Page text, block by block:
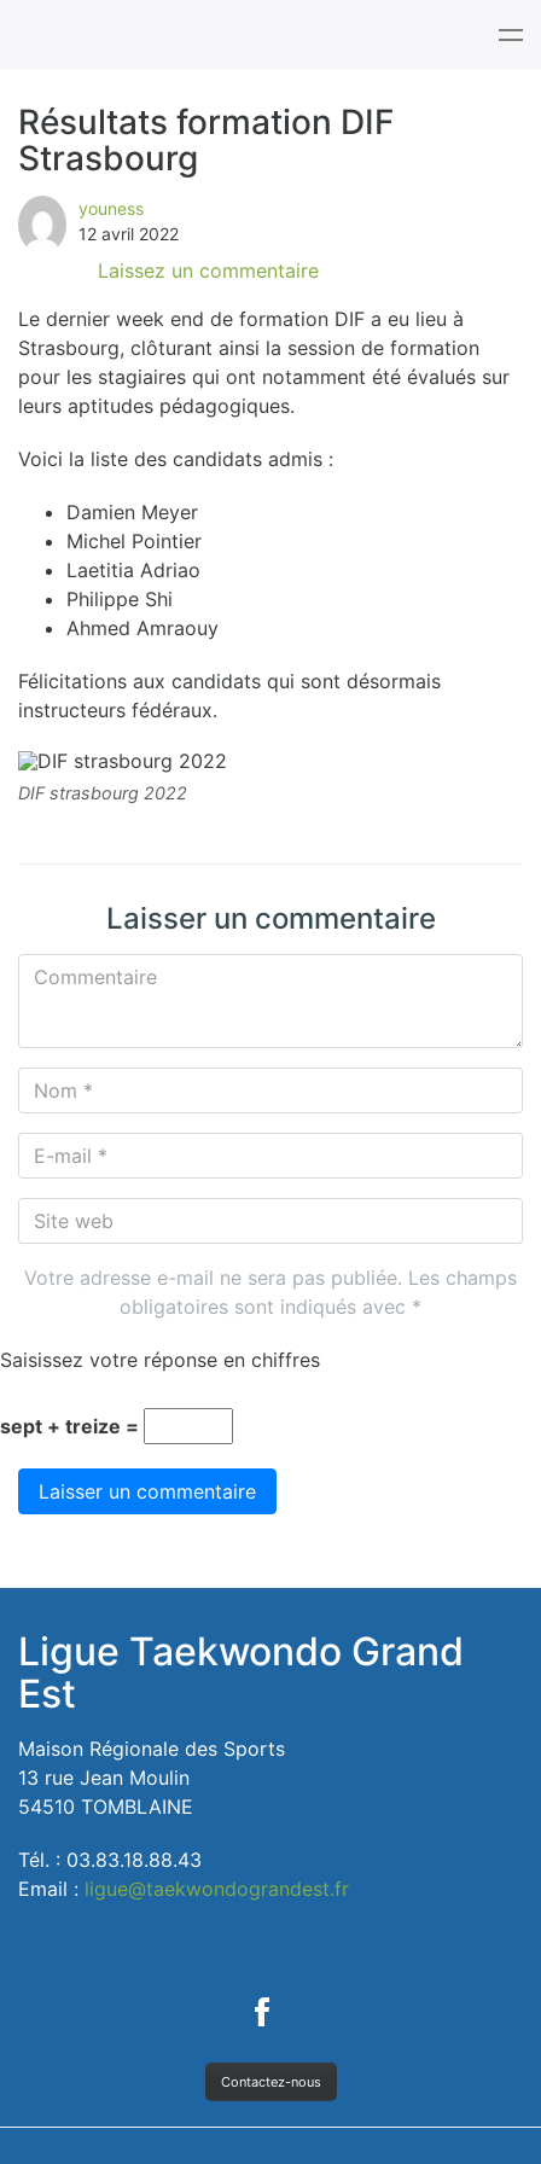
B
l
g
Résultats formation DIF
Strasbourg
youness
12 avril 2022
Laissez un commentaire
Le dernier week end de formation DIF a eu lieu à
Strasbourg, clôturant ainsi la session de formation
pour les stagiaires qui ont notamment été évalués sur
leurs aptitudes pédagogiques.
Voici la liste des candidats admis :
Damien Meyer
Michel Pointier
Laetitia Adriao
Philippe Shi
Ahmed Amraouy
Félicitations aux candidats qui sont désormais
instructeurs fédéraux.
DIF strasbourg 2022
Laisser un commentaire
Commentaire
Nom
*
E-
mail
*Site
web
Votre adresse e-mail ne sera pas publiée. Les champs
obligatoires sont indiqués avec *
Saisissez votre réponse en chiffres
sept + treize =
Ligue Taekwondo Grand
Est
Maison Régionale des Sports
13 rue Jean Moulin
54510 TOMBLAINE
Tél. : 03.83.18.88.43
Email : ligue@taekwondograndest.fr
Contactez-nous